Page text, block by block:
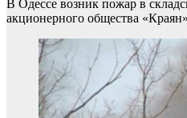
В Одессе возник пожар в
акционерного общества